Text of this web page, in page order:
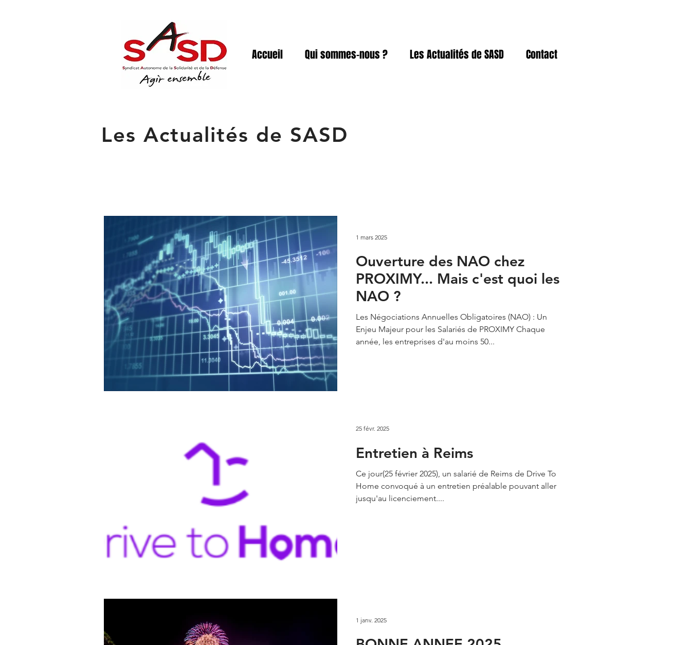
Accueil Qui sommes-nous ? Les Actualités de SASD Contact
Les Actualités de SASD
Ouverture des NAO chez
PROXIMY... Mais c'est quoi les
NAO ?
Les Négociations Annuelles Obligatoires (NAO) : Un
Enjeu Majeur pour les Salariés de PROXIMY Chaque
année, les entreprises d'au moins 50...
1 mars 2025
Entretien à Reims
Ce jour(25 février 2025), un salarié de Reims de Drive To
Home convoqué à un entretien préalable pouvant aller
jusqu'au licenciement....
25 févr. 2025
1 janv. 2025